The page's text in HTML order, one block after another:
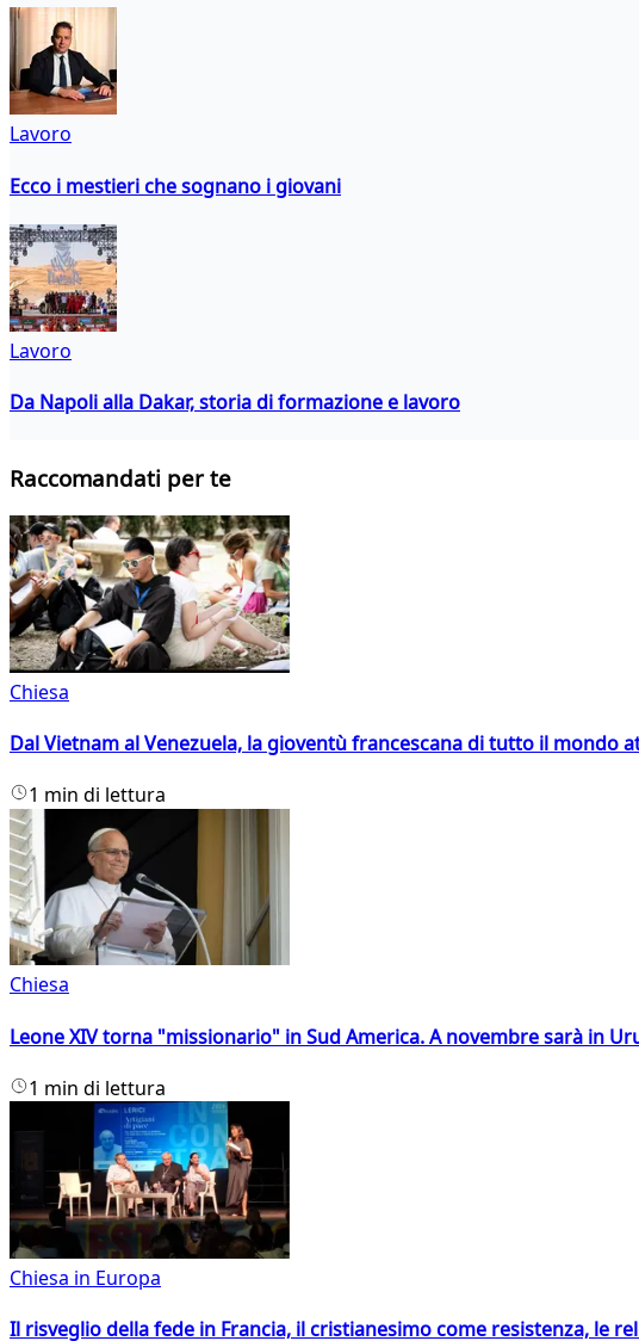
Lavoro
Ecco i mestieri che sognano i giovani
Lavoro
Da Napoli alla Dakar, storia di formazione e lavoro
Raccomandati per te
Chiesa
Dal Vietnam al Venezuela, la gioventù francescana di tutto il mondo
1 min di lettura
Chiesa
Leone XIV torna "missionario" in Sud America. A novembre sarà in
1 min di lettura
Chiesa in Europa
Il risveglio della fede in Francia, il cristianesimo come resistenza, le